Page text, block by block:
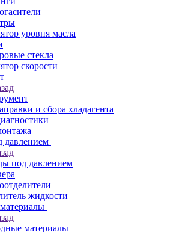
уровня масла
стекла
скорости
и сбора хладагента
давлением
под давлением
жидкости
материалы